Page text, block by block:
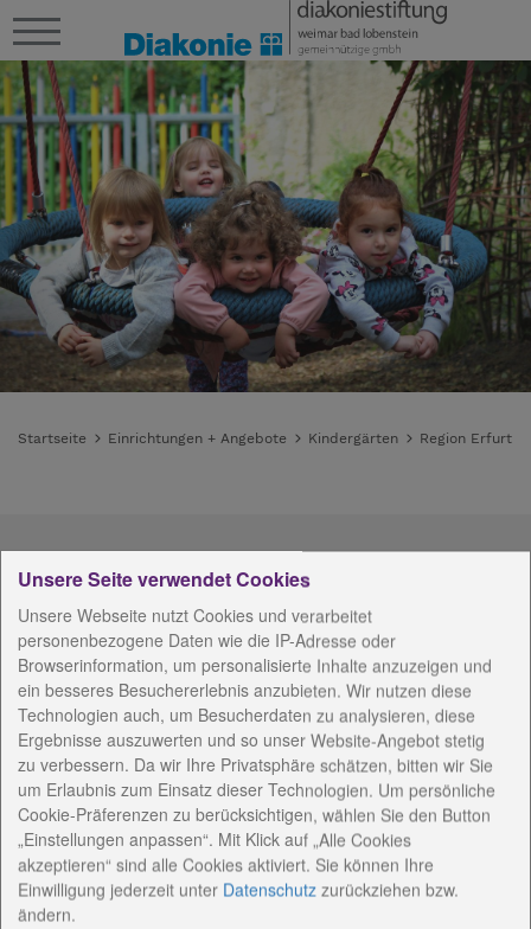
Startseite Einrichtungen + Angebote Kindergärten Region Erfurt
Kindergärten Region
Erfurt
Die Diakoniestiftung Weimar Bad Lobenstein gGmbH
betreibt in der Region Erfurt folgende Kindergärten:
Unsere Seite verwendet Cookies
Unsere Webseite nutzt Cookies und verarbeitet
personenbezogene Daten wie die IP-Adresse oder
Browserinformation, um personalisierte Inhalte anzuzeigen und
ein besseres Besuchererlebnis anzubieten. Wir nutzen diese
Technologien auch, um Besucherdaten zu analysieren, diese
Ergebnisse auszuwerten und so unser Website-Angebot stetig
zu verbessern. Da wir Ihre Privatsphäre schätzen, bitten wir Sie
um Erlaubnis zum Einsatz dieser Technologien. Um persönliche
Cookie-Präferenzen zu berücksichtigen, wählen Sie den Button
„Einstellungen anpassen“. Mit Klick auf „Alle Cookies
akzeptieren“ sind alle Cookies aktiviert. Sie können Ihre
Einwilligung jederzeit unter Datenschutz zurückziehen bzw.
ändern.